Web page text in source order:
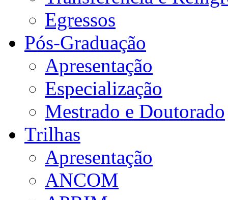
Egressos
Pós-Graduação
Apresentação
Especialização
Mestrado e Doutorado
Trilhas
Apresentação
ANCOM